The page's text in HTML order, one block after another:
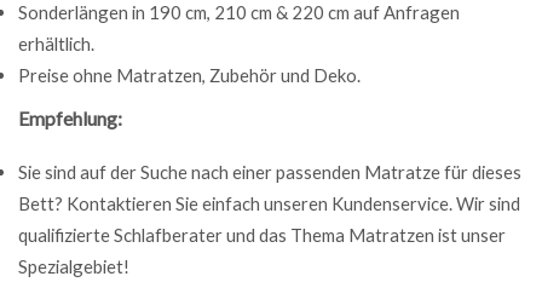
Sonderlängen in 190 cm, 210 cm & 220 cm auf Anfragen
erhältlich.
Preise ohne Matratzen, Zubehör und Deko.
Empfehlung:
Sie sind auf der Suche nach einer passenden Matratze für dieses
Bett? Kontaktieren Sie einfach unseren Kundenservice. Wir sind
qualifizierte Schlafberater und das Thema Matratzen ist unser
Spezialgebiet!